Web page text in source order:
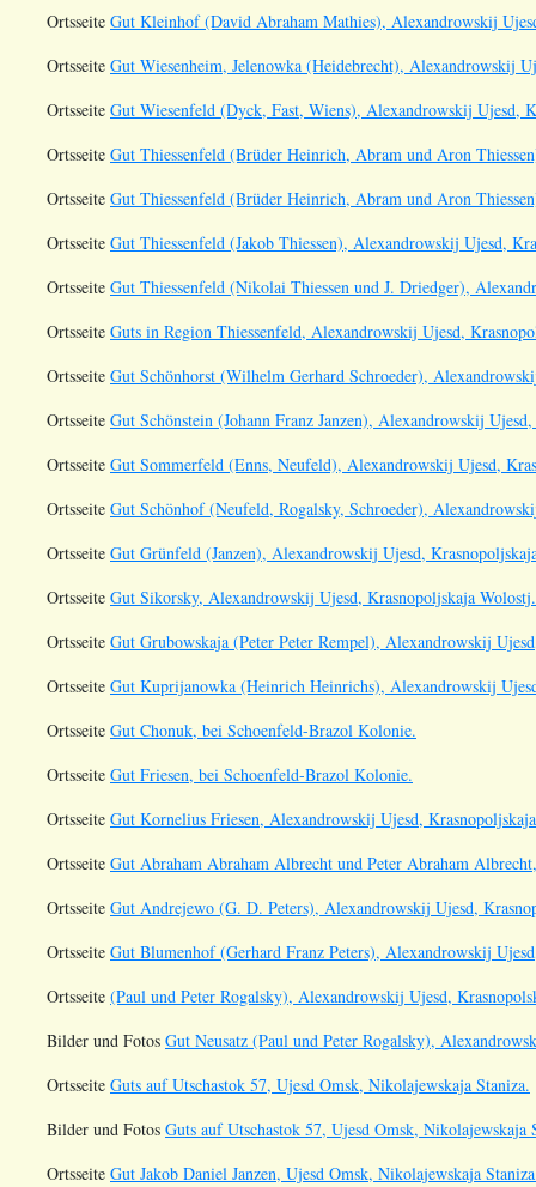
Ortsseite Gut Kleinhof (David Abraham Mathies), Alexandrowskij
Ortsseite Gut Wiesenheim, Jelenowka (Heidebrecht), Alexandrowskij
Ortsseite Gut Wiesenfeld (Dyck, Fast, Wiens), Alexandrowskij Ujesd,
Ortsseite Gut Thiessenfeld (Brüder Heinrich, Abram und Aron
Ortsseite Gut Thiessenfeld (Brüder Heinrich, Abram und Aron
Ortsseite Gut Thiessenfeld (Jakob Thiessen), Alexandrowskij Ujesd,
Ortsseite Gut Thiessenfeld (Nikolai Thiessen und J. Driedger),
Ortsseite Guts in Region Thiessenfeld, Alexandrowskij Ujesd,
Ortsseite Gut Schönhorst (Wilhelm Gerhard Schroeder),
Ortsseite Gut Schönstein (Johann Franz Janzen), Alexandrowskij
Ortsseite Gut Sommerfeld (Enns, Neufeld), Alexandrowskij Ujesd,
Ortsseite Gut Schönhof (Neufeld, Rogalsky, Schroeder),
Ortsseite Gut Grünfeld (Janzen), Alexandrowskij Ujesd,
Ortsseite Gut Sikorsky, Alexandrowskij Ujesd, Krasnopoljskaja Wolostj.
Ortsseite Gut Grubowskaja (Peter Peter Rempel), Alexandrowskij
Ortsseite Gut Kuprijanowka (Heinrich Heinrichs), Alexandrowskij
Ortsseite Gut Chonuk, bei Schoenfeld-Brazol Kolonie.
Ortsseite Gut Friesen, bei Schoenfeld-Brazol Kolonie.
Ortsseite Gut Kornelius Friesen, Alexandrowskij Ujesd,
Ortsseite Gut Abraham Abraham Albrecht und Peter Abraham
Ortsseite Gut Andrejewo (G. D. Peters), Alexandrowskij Ujesd,
Ortsseite Gut Blumenhof (Gerhard Franz Peters), Alexandrowskij
Ortsseite (Paul und Peter Rogalsky), Alexandrowskij Ujesd,
Bilder und Fotos Gut Neusatz (Paul und Peter Rogalsky),
Ortsseite Guts auf Utschastok 57, Ujesd Omsk, Nikolajewskaja Staniza.
Bilder und Fotos Guts auf Utschastok 57, Ujesd Omsk, Nikolajewskaja
Ortsseite Gut Jakob Daniel Janzen, Ujesd Omsk, Nikolajewskaja